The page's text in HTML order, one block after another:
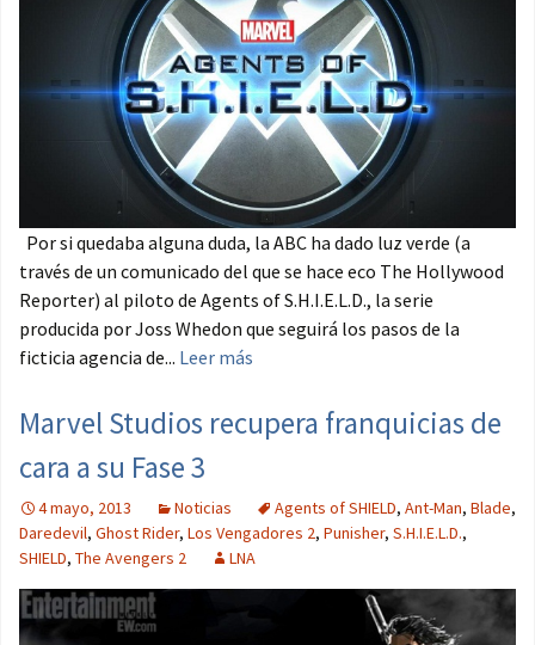
Por si quedaba alguna duda, la ABC ha dado luz verde (a
través de un comunicado del que se hace eco The Hollywood
Reporter) al piloto de Agents of S.H.I.E.L.D., la serie
producida por Joss Whedon que seguirá los pasos de la
ficticia agencia de... Leer más
Marvel Studios recupera franquicias de
cara a su Fase 3
4 mayo, 2013 Noticias Agents of SHIELD, Ant-Man, Blade,
Daredevil, Ghost Rider, Los Vengadores 2, Punisher, S.H.I.E.L.D.,
SHIELD, The Avengers 2 LNA